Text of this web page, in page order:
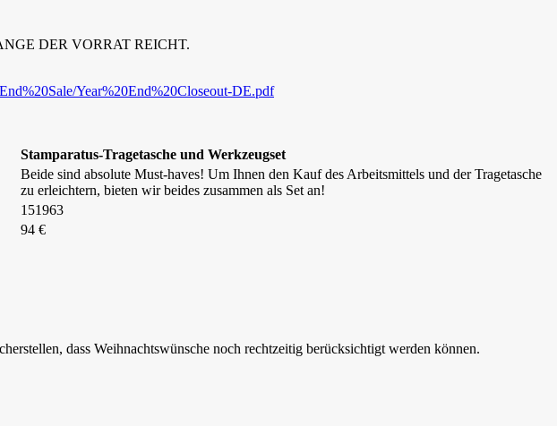
DER VORRAT REICHT.
Year%20End%20Closeout-DE.pdf
Stamparatus-Tragetasche und Werkzeugset
Beide sind absolute Must-haves! Um Ihnen den Kauf des Arbeitsmittels und der Tragetasche
zu erleichtern, bieten wir beides zusammen als Set an!
151963
94 €
dass Weihnachtswünsche noch rechtzeitig berücksichtigt werden können.